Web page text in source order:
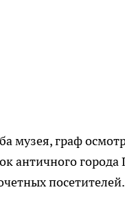
музея, граф
античного
посетителей.